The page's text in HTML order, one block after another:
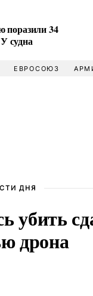
поразили 34
судна
ЕВРОСОЮЗ
ДНЯ
дрона